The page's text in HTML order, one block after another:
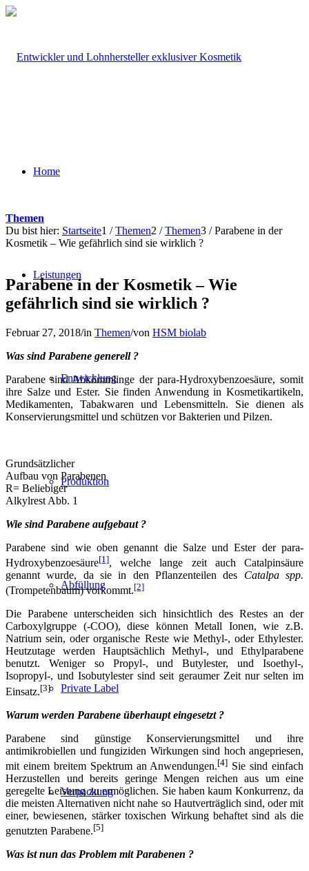
Home
Leistungen
Entwicklung
Produktion
Abfüllung
Private Label
Verpackung
Themen
Du bist hier: Startseite1 / Themen2 / Themen3 / Parabene in der
Kosmetik – Wie gefährlich sind sie wirklich ?
Parabene in der Kosmetik – Wie
gefährlich sind sie wirklich ?
Februar 27, 2018/in Themen/von HSM biolab
Was sind Parabene generell ?
Parabene sind Abkömmlinge der para-Hydroxybenzoesäure, somit
ihre Salze und Ester. Sie finden Anwendung in Kosmetikartikeln,
Medikamenten, Tabakwaren und Lebensmitteln. Sie dienen als
Konservierungsmittel und schützen vor Bakterien und Pilzen.
Grundsätzlicher
Aufbau von Parabenen
R= Beliebiger
Alkylrest Abb. 1
Wie sind Parabene aufgebaut ?
Parabene sind wie oben genannt die Salze und Ester der para-
Hydroxybenzoesäure[1], welche lange zeit auch Catalpinsäure
genannt wurde, da sie in den Pflanzenteilen des Catalpa spp.
(Trompetenbaum) vorkommt.[2]
Die Parabene unterscheiden sich hinsichtlich des Restes an der
Carboxylgruppe (-COO), diese können Metall Ionen, wie z.B.
Natrium sein, oder organische Reste wie Methyl-, oder Ethylester.
Heutzutage werden Hauptsächlich Methyl-, und Ethylparabene
benutzt. Weniger so Propyl-, und Butylester, und Isoethyl-,
Isopropyl-, und Isobutylester sind seit geraumer Zeit nur selten im
Einsatz.[3]
Warum werden Parabene überhaupt eingesetzt ?
Parabene sind günstige Konservierungsmittel und ihre
antimikrobiellen und fungiziden Wirkungen sind hoch angepriesen,
mit einem breitem Spektrum an Anwendungen.[4] Sie sind einfach
Herzustellen und bereits geringe Mengen reichen aus um eine
geregelte Leistung zu ermöglichen. Sie haben kaum Konkurrenz, da
die meisten Alternativen nicht nahe so Hautverträglich sind, oder mit
einer, bewiesenen, stärker toxischen Wirkung behaftet sind als die
genutzten Parabene.[5]
Was ist nun das Problem mit Parabenen ?